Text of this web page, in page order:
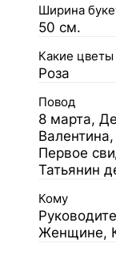
Ширина
50 см.
Какие
Роза
Повод
8 марта,
Первое
Татьянин
Кому
Женщине,